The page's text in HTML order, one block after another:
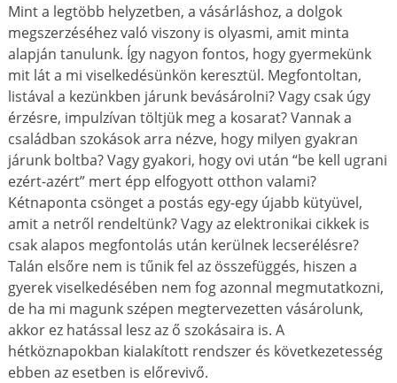
Mint a legtöbb helyzetben, a vásárláshoz, a dolgok
megszerzéséhez való viszony is olyasmi, amit minta
alapján tanulunk. Így nagyon fontos, hogy gyermekünk
mit lát a mi viselkedésünkön keresztül. Megfontoltan,
listával a kezünkben járunk bevásárolni? Vagy csak úgy
érzésre, impulzívan töltjük meg a kosarat? Vannak a
családban szokások arra nézve, hogy milyen gyakran
járunk boltba? Vagy gyakori, hogy ovi után “be kell ugrani
ezért-azért” mert épp elfogyott otthon valami?
Kétnaponta csönget a postás egy-egy újabb kütyüvel,
amit a netről rendeltünk? Vagy az elektronikai cikkek is
csak alapos megfontolás után kerülnek lecserélésre?
Talán elsőre nem is tűnik fel az összefüggés, hiszen a
gyerek viselkedésében nem fog azonnal megmutatkozni,
de ha mi magunk szépen megtervezetten vásárolunk,
akkor ez hatással lesz az ő szokásaira is. A
hétköznapokban kialakított rendszer és következetesség
ebben az esetben is előrevivő.